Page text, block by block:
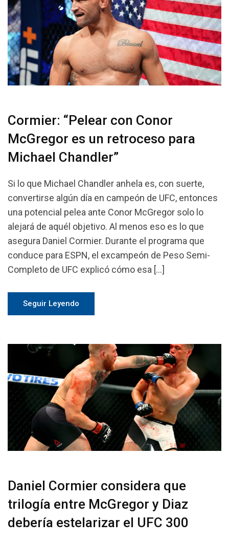
Cormier: “Pelear con Conor
McGregor es un retroceso para
Michael Chandler”
Si lo que Michael Chandler anhela es, con suerte,
convertirse algún día en campeón de UFC, entonces
una potencial pelea ante Conor McGregor solo lo
alejará de aquél objetivo. Al menos eso es lo que
asegura Daniel Cormier. Durante el programa que
conduce para ESPN, el excampeón de Peso Semi-
Completo de UFC explicó cómo esa […]
Seguir Leyendo
Daniel Cormier considera que
trilogía entre McGregor y Diaz
debería estelarizar el UFC 300